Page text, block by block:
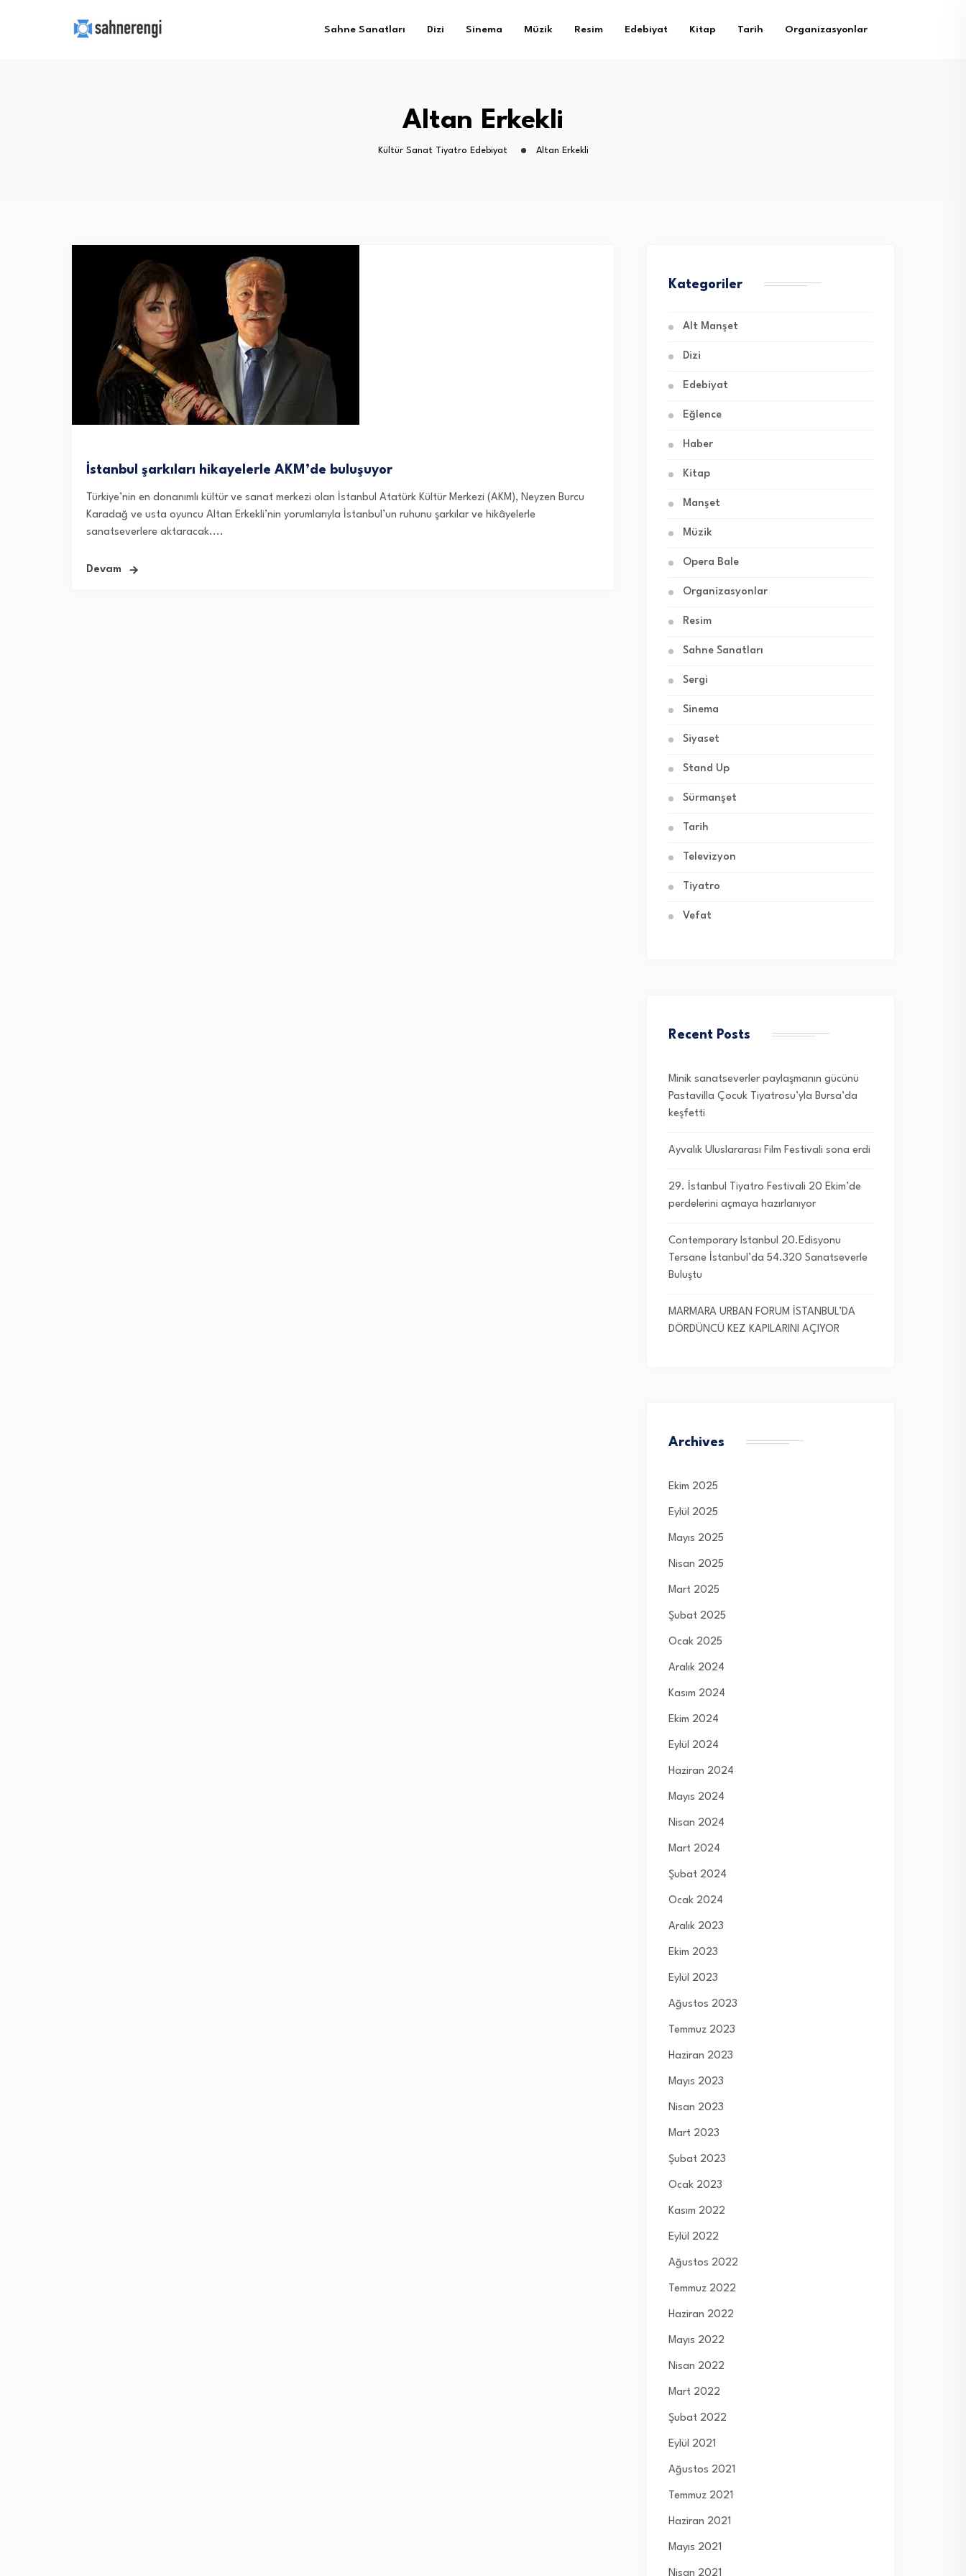
Sahne Sanatları Dizi Sinema Müzik Resim Edebiyat Kitap Tarih Organizasyonlar
Altan Erkekli
Kültür Sanat Tiyatro Edebiyat Altan Erkekli
İstanbul şarkıları hikayelerle AKM’de buluşuyor
Türkiye’nin en donanımlı kültür ve sanat merkezi olan İstanbul Atatürk Kültür Merkezi (AKM), Neyzen Burcu
Karadağ ve usta oyuncu Altan Erkekli’nin yorumlarıyla İstanbul’un ruhunu şarkılar ve hikâyelerle
sanatseverlere aktaracak....
Devam
Kategoriler
Alt Manşet
Dizi
Edebiyat
Eğlence
Haber
Kitap
Manşet
Müzik
Opera Bale
Organizasyonlar
Resim
Sahne Sanatları
Sergi
Sinema
Siyaset
Stand Up
Sürmanşet
Tarih
Televizyon
Tiyatro
Vefat
Recent Posts
Minik sanatseverler paylaşmanın gücünü
Pastavilla Çocuk Tiyatrosu’yla Bursa’da
keşfetti
Ayvalık Uluslararası Film Festivali sona erdi
29. İstanbul Tiyatro Festivali 20 Ekim’de
perdelerini açmaya hazırlanıyor
Contemporary Istanbul 20.Edisyonu
Tersane İstanbul’da 54.320 Sanatseverle
Buluştu
MARMARA URBAN FORUM İSTANBUL’DA
DÖRDÜNCÜ KEZ KAPILARINI AÇIYOR
Archives
Ekim 2025
Eylül 2025
Mayıs 2025
Nisan 2025
Mart 2025
Şubat 2025
Ocak 2025
Aralık 2024
Kasım 2024
Ekim 2024
Eylül 2024
Haziran 2024
Mayıs 2024
Nisan 2024
Mart 2024
Şubat 2024
Ocak 2024
Aralık 2023
Ekim 2023
Eylül 2023
Ağustos 2023
Temmuz 2023
Haziran 2023
Mayıs 2023
Nisan 2023
Mart 2023
Şubat 2023
Ocak 2023
Kasım 2022
Eylül 2022
Ağustos 2022
Temmuz 2022
Haziran 2022
Mayıs 2022
Nisan 2022
Mart 2022
Şubat 2022
Eylül 2021
Ağustos 2021
Temmuz 2021
Haziran 2021
Mayıs 2021
Nisan 2021